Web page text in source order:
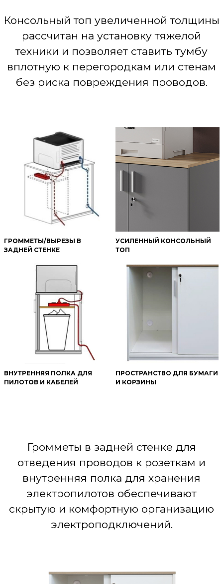
Консольный топ увеличенной толщины
рассчитан на установку тяжелой
техники и позволяет ставить тумбу
вплотную к перегородкам или стенам
без риска повреждения проводов.
ГРОММЕТЫ/ВЫРЕЗЫ В
ЗАДНЕЙ СТЕНКЕ
УСИЛЕННЫЙ КОНСОЛЬНЫЙ
ТОП
ВНУТРЕННЯЯ ПОЛКА ДЛЯ
ПИЛОТОВ И КАБЕЛЕЙ
ПРОСТРАНСТВО ДЛЯ БУМАГИ
И КОРЗИНЫ
Громметы в задней стенке для
отведения проводов к розеткам и
внутренняя полка для хранения
электропилотов обеспечивают
скрытую и комфортную организацию
электроподключений.